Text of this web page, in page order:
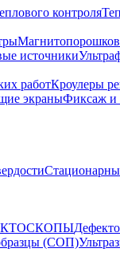
контроля
источники
работКроулеры
экраныФиксаж и
(СОП)